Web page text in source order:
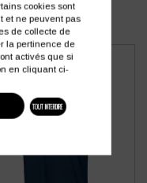
cookies sont
et ne peuvent pas
de collecte de
la pertinence de
activés que si
en cliquant ci-
TOUT INTERDIRE